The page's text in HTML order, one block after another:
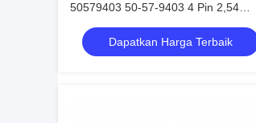
50579403 50-57-9403 4 Pin 2,54
Konektor mobil
Dapatkan Harga Terbaik